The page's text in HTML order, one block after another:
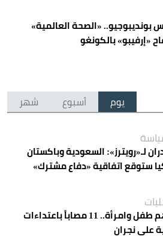
بونديبوجيو.. «الصحة العالمية»
«إرفيبو» بالكونغو
يوم أسبوع شهر
لـ«رويترز»: السعودية وباكستان
ستوقع اتفاقية «دفاع مشترك»
بينهم طفل وامرأة.. 11 مصاباً باعتداءات
على نجران